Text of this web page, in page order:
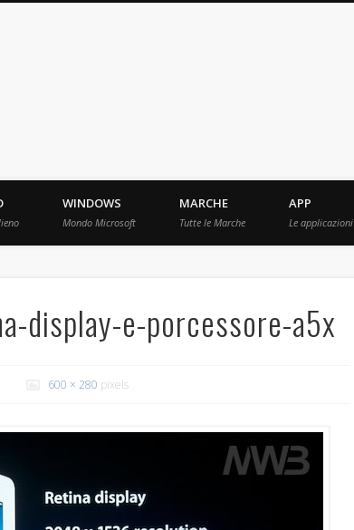
e Prove raccolti in Rete.
WINDOWS
Mondo Microsoft
MARCHE
Tutte le Marche
APP
Le applicazioni
display-e-porcessore-a5x
600 × 280 pixels